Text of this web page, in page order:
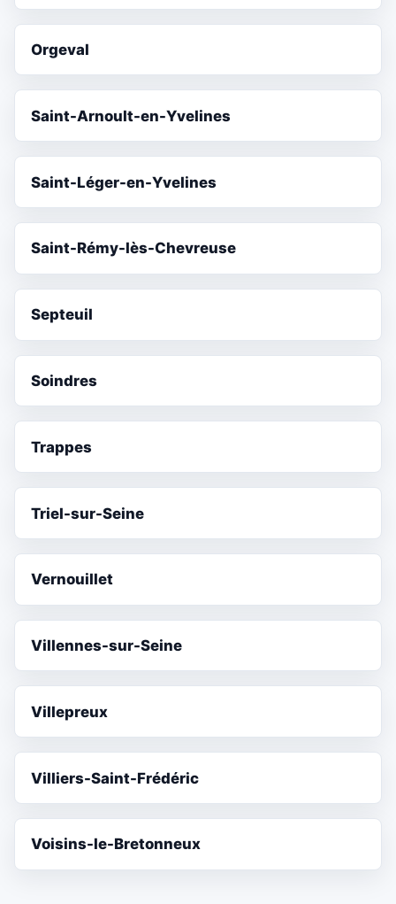
Orgeval
Saint-Arnoult-en-Yvelines
Saint-Léger-en-Yvelines
Saint-Rémy-lès-Chevreuse
Septeuil
Soindres
Trappes
Triel-sur-Seine
Vernouillet
Villennes-sur-Seine
Villepreux
Villiers-Saint-Frédéric
Voisins-le-Bretonneux